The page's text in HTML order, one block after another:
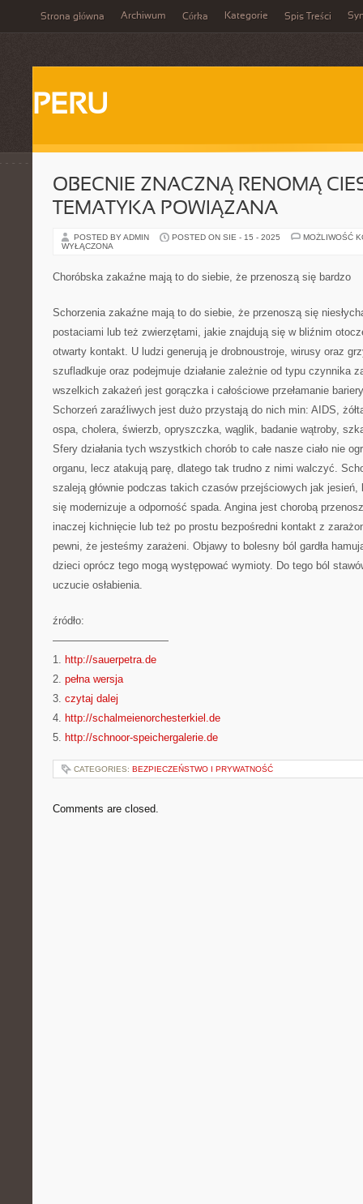
Strona główna Archiwum Córka Kategorie Spis Treści
PERU
OBECNIE ZNACZNĄ RENOMĄ
TEMATYKA POWIĄZANA
POSTED BY ADMIN POSTED ON SIE - 15 - 2025
MOŻLIWOŚĆ
WYŁĄCZONA
Choróbska zakaźne mają to do siebie, że przenoszą się bardzo
Schorzenia zakaźne mają to do siebie, że przenoszą się
postaciami lub też zwierzętami, jakie znajdują się w bliźnim
otwarty kontakt. U ludzi generują je drobnoustroje, wirusy oraz
szufladkuje oraz podejmuje działanie zależnie od typu czynnika
wszelkich zakażeń jest gorączka i całościowe przełamanie
Schorzeń zaraźliwych jest dużo przystają do nich min: AIDS,
ospa, cholera, świerzb, opryszczka, wąglik, badanie wątroby,
Sfery działania tych wszystkich chorób to całe nasze ciało nie
organu, lecz atakują parę, dlatego tak trudno z nimi walczyć.
szaleją głównie podczas takich czasów przejściowych jak jesień,
się modernizuje a odporność spada. Angina jest chorobą
inaczej kichnięcie lub też po prostu bezpośredni kontakt z
pewni, że jesteśmy zarażeni. Objawy to bolesny ból gardła
dzieci oprócz tego mogą występować wymioty. Do tego ból
uczucie osłabienia.
źródło:
———————————
1. http://sauerpetra.de
2. pełna wersja
3. czytaj dalej
4. http://schalmeienorchesterkiel.de
5. http://schnoor-speichergalerie.de
CATEGORIES: BEZPIECZEŃSTWO I PRYWATNOŚĆ
Comments are closed.